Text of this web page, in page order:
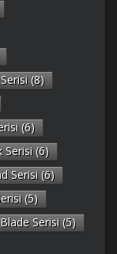
(8)
(6)
Serisi (6)
Serisi (6)
(5)
Serisi (5)